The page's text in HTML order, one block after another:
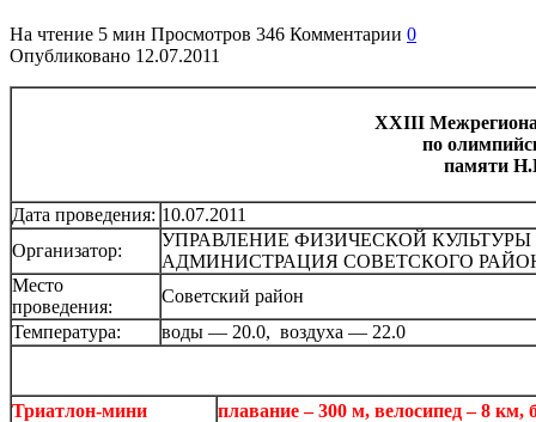
На чтение 5 мин Просмотров 346 Комментарии 0
Опубликовано 12.07.2011
XXIII
по
памяти
Дата проведения: 10.07.2011
Организатор:
УПРАВЛЕНИЕ ФИЗИЧЕСКОЙ
АДМИНИСТРАЦИЯ СОВЕТСКОГО
Место
проведения:
Советский район
Температура:
воды — 20.0, воздуха — 22.0
Триатлон-мини плавание – 300 м, велосипед – 8 км,